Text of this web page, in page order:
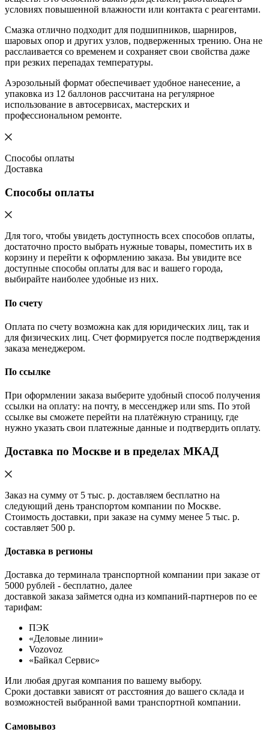
условиях повышенной влажности или контакта с реагентами.
Смазка отлично подходит для подшипников, шарниров,
шаровых опор и других узлов, подверженных трению. Она не
расслаивается со временем и сохраняет свои свойства даже
при резких перепадах температуры.
Аэрозольный формат обеспечивает удобное нанесение, а
упаковка из 12 баллонов рассчитана на регулярное
использование в автосервисах, мастерских и
профессиональном ремонте.
Способы оплаты
Доставка
Способы оплаты
Для того, чтобы увидеть доступность всех способов оплаты,
достаточно просто выбрать нужные товары, поместить их в
корзину и перейти к оформлению заказа. Вы увидите все
доступные способы оплаты для вас и вашего города,
выбирайте наиболее удобные из них.
По счету
Оплата по счету возможна как для юридических лиц, так и
для физических лиц. Счет формируется после подтверждения
заказа менеджером.
По ссылке
При оформлении заказа выберите удобный способ получения
ссылки на оплату: на почту, в мессенджер или sms. По этой
ссылке вы сможете перейти на платёжную страницу, где
нужно указать свои платежные данные и подтвердить оплату.
Доставка по Москве и в пределах МКАД
Заказ на сумму от 5 тыс. р. доставляем бесплатно на
следующий день транспортом компании по Москве.
Стоимость доставки, при заказе на сумму менее 5 тыс. р.
составляет 500 р.
Доставка в регионы
Доставка до терминала транспортной компании при заказе от
5000 рублей - бесплатно, далее
доставкой заказа займется одна из компаний-партнеров по ее
тарифам:
ПЭК
«Деловые линии»
Vozovoz
«Байкал Сервис»
Или любая другая компания по вашему выбору.
Сроки доставки зависят от расстояния до вашего склада и
возможностей выбранной вами транспортной компании.
Самовывоз